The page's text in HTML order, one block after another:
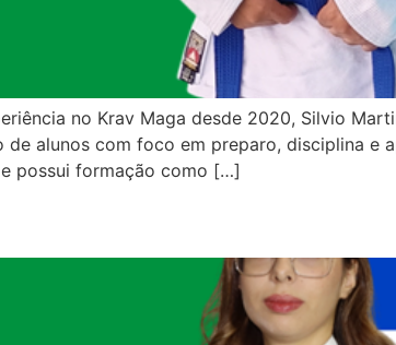
no Krav Maga desde 2020, Silvio
alunos com foco em preparo, disciplina e
possui formação como […]